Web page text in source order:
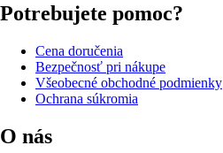
Potrebujete pomoc?
Cena doručenia
Bezpečnosť pri nákupe
Všeobecné obchodné podmienky
Ochrana súkromia
O nás